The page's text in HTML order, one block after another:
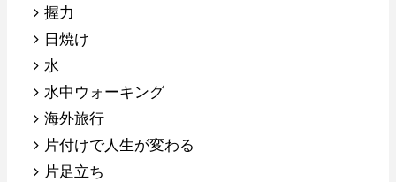
握力
日焼け
水
水中ウォーキング
海外旅行
片付けで人生が変わる
片足立ち